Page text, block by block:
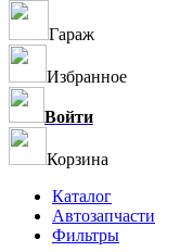
Гараж
Избранное
Войти
Корзина
Каталог
Автозапчасти
Фильтры